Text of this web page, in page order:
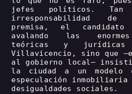
jefes políticos.
irresponsabilidad de
premisa, el
avalando las
teóricas y
Villavicencio, sino que
al gobierno local–
la ciudad a un modelo
especulación
desigualdades sociales.